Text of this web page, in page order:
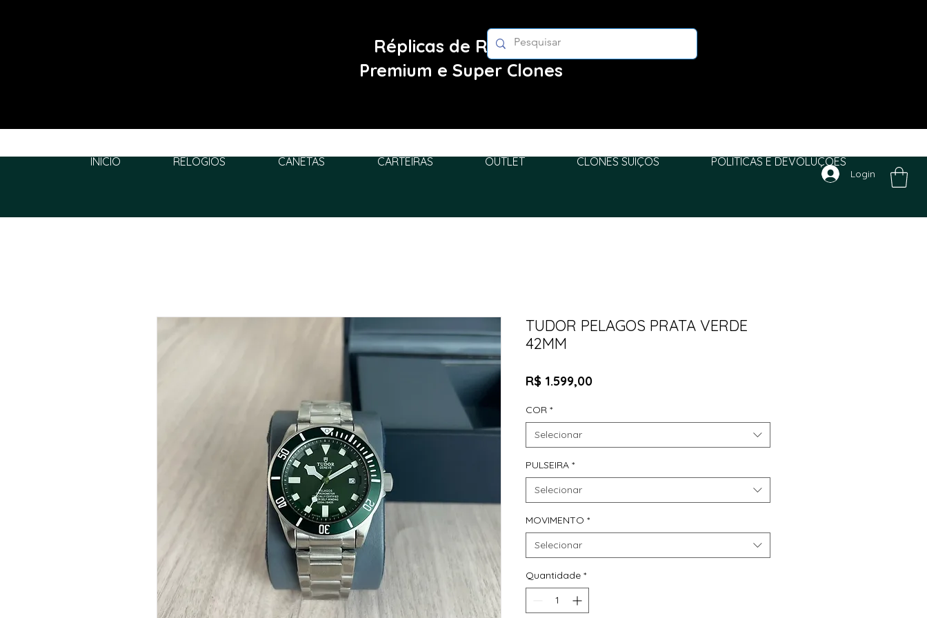
Réplicas de Relógios
Premium e Super Clones
INÍCIO RELÓGIOS CANETAS CARTEIRAS OUTLET CLONES SUIÇOS POLITICAS E DEVOLUÇÕES
Login
TUDOR PELAGOS PRATA VERDE
42MM
R$ 1.599,00Preço
COR *
Selecionar
PULSEIRA *
Selecionar
MOVIMENTO *
Selecionar
Quantidade *